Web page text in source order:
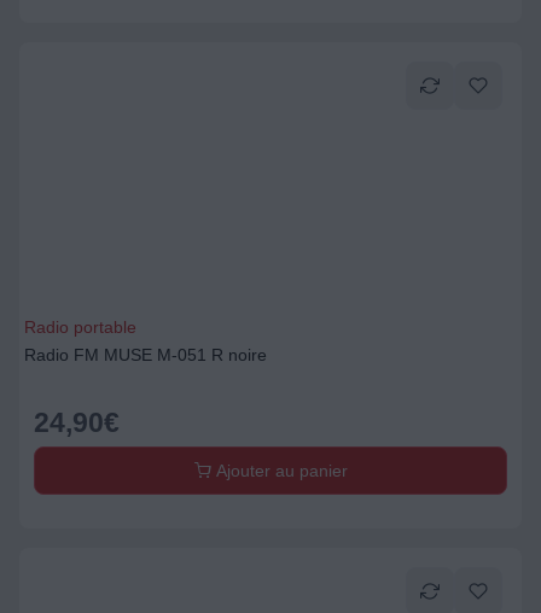
Radio portable
Radio FM MUSE M-051 R noire
24,90€
Ajouter au panier